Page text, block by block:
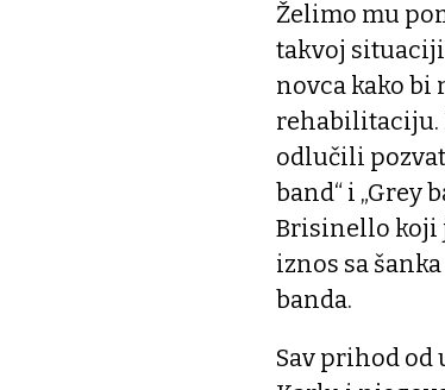
Želimo mu
takvoj
novca kako bi
rehabilitaciju.
odlučili
band“ i „Grey
Brisinello koji
iznos sa
banda.
Sav prihod od